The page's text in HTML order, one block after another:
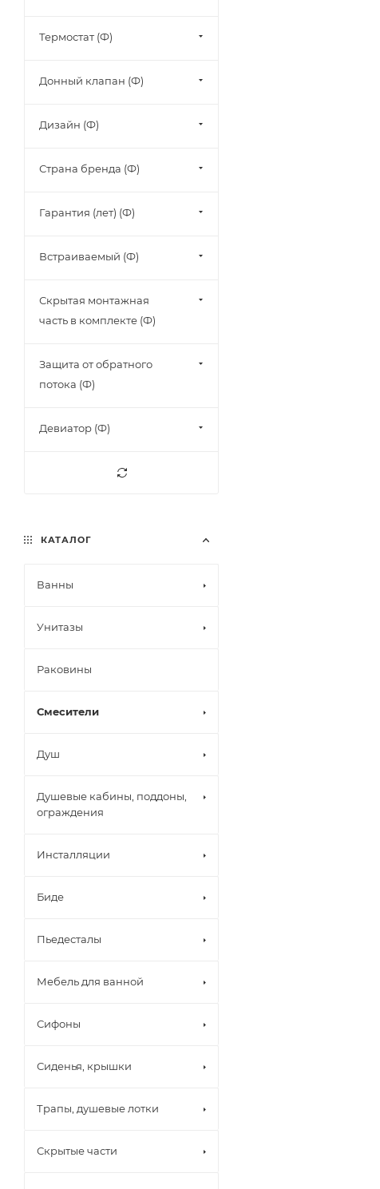
Термостат (Ф)
Донный клапан (Ф)
Дизайн (Ф)
Страна бренда (Ф)
Гарантия (лет) (Ф)
Встраиваемый (Ф)
Скрытая монтажная
часть в комплекте (Ф)
Защита от обратного
потока (Ф)
Девиатор (Ф)
КАТАЛОГ
Ванны
Унитазы
Раковины
Смесители
Душ
Душевые кабины, поддоны,
ограждения
Инсталляции
Биде
Пьедесталы
Мебель для ванной
Сифоны
Сиденья, крышки
Трапы, душевые лотки
Скрытые части